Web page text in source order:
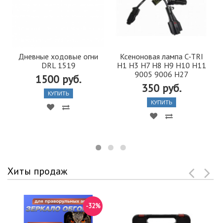
Дневные ходовые огни
DRL 1519
1500 руб.
КУПИТЬ
Ксеноновая лампа C-TRI
Н1 Н3 H7 H8 H9 H10 Н11
9005 9006 H27
350 руб.
КУПИТЬ
Хиты продаж
-32%